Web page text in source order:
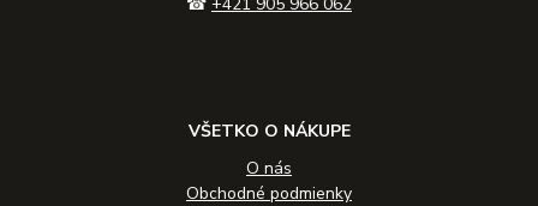
VŠETKO O NÁKUPE
O nás
Obchodné podmienky